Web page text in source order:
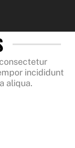
incididunt
aliqua.